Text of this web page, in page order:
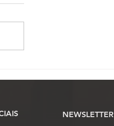
análise das
NEWSLETTER